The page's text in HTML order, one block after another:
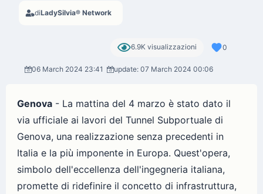
diLadySilvia® Network
6.9K visualizzazioni 0
06 March 2024 23:41 update: 07 March 2024 00:06
Genova - La mattina del 4 marzo è stato dato il
via ufficiale ai lavori del Tunnel Subportuale di
Genova, una realizzazione senza precedenti in
Italia e la più imponente in Europa. Quest'opera,
simbolo dell'eccellenza dell'ingegneria italiana,
promette di ridefinire il concetto di infrastruttura,